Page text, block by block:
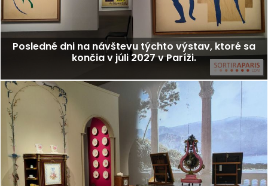
Posledné dni na návštevu týchto výstav, ktoré sa
končia v júli 2027 v Paríži.